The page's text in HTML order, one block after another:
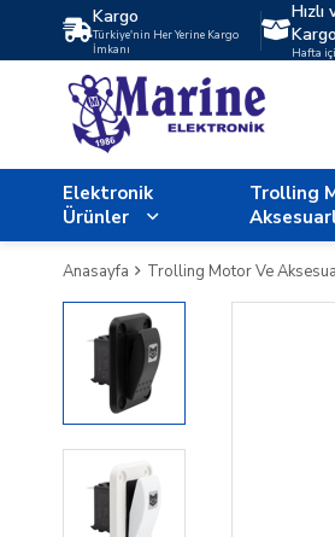
Kargo
Türkiye'nin Her Yerine Kargo
İmkanı
Kargo
Hafta
Elektronik
Ürünler
Trolling
Anasayfa Trolling Motor Ve